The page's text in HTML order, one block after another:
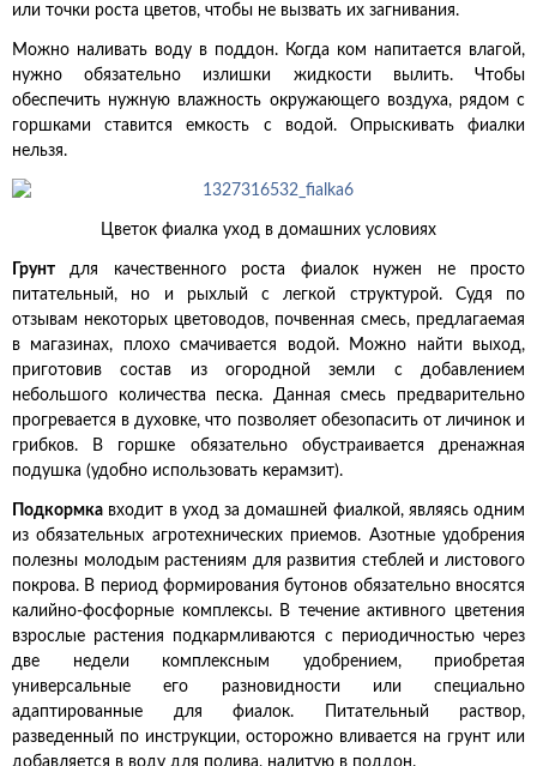
или точки роста цветов, чтобы не вызвать их загнивания.
Можно наливать воду в поддон. Когда ком напитается влагой,
нужно обязательно излишки жидкости вылить. Чтобы
обеспечить нужную влажность окружающего воздуха, рядом с
горшками ставится емкость с водой. Опрыскивать фиалки
нельзя.
Цветок фиалка уход в домашних условиях
Грунт для качественного роста фиалок нужен не просто
питательный, но и рыхлый с легкой структурой. Судя по
отзывам некоторых цветоводов, почвенная смесь, предлагаемая
в магазинах, плохо смачивается водой. Можно найти выход,
приготовив состав из огородной земли с добавлением
небольшого количества песка. Данная смесь предварительно
прогревается в духовке, что позволяет обезопасить от личинок и
грибков. В горшке обязательно обустраивается дренажная
подушка (удобно использовать керамзит).
Подкормка входит в уход за домашней фиалкой, являясь одним
из обязательных агротехнических приемов. Азотные удобрения
полезны молодым растениям для развития стеблей и листового
покрова. В период формирования бутонов обязательно вносятся
калийно-фосфорные комплексы. В течение активного цветения
взрослые растения подкармливаются с периодичностью через
две недели комплексным удобрением, приобретая
универсальные его разновидности или специально
адаптированные для фиалок. Питательный раствор,
разведенный по инструкции, осторожно вливается на грунт или
добавляется в воду для полива, налитую в поддон.